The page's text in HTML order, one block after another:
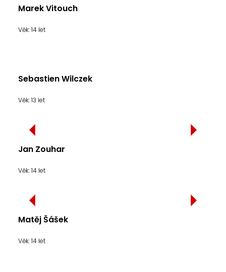
Marek Vitouch
Věk: 14 let
Sebastien Wilczek
Věk: 13 let
Jan Zouhar
Věk: 14 let
Matěj Šášek
Věk: 14 let